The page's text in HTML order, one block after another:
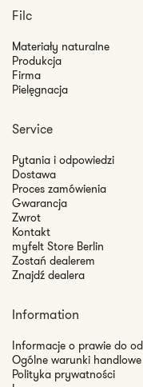
Filc
Materiały naturalne
Produkcja
Firma
Pielęgnacja
Service
Pytania i odpowiedzi
Dostawa
Proces zamówienia
Gwarancja
Zwrot
Kontakt
myfelt Store Berlin
Zostań dealerem
Znajdź dealera
Information
Informacje o prawie do
Ogólne warunki handlowe
Polityka prywatności